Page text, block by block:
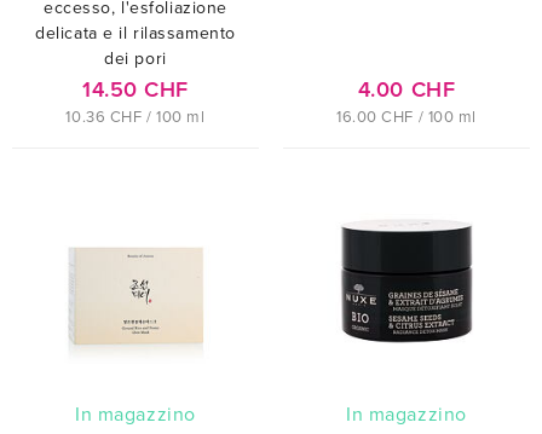
eccesso, l'esfoliazione
delicata e il rilassamento
dei pori
14.50 CHF
10.36 CHF / 100 ml
4.00 CHF
16.00 CHF / 100 ml
In magazzino In magazzino